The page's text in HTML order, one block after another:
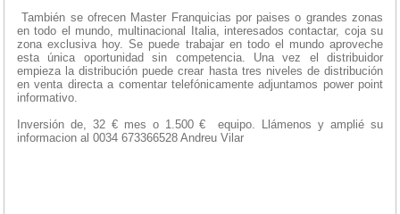
También se ofrecen Master Franquicias por paises o grandes zonas
en todo el mundo, multinacional Italia, interesados contactar, coja su
zona exclusiva hoy. Se puede trabajar en todo el mundo aproveche
esta única oportunidad sin competencia. Una vez el distribuidor
empieza la distribución puede crear hasta tres niveles de distribución
en venta directa a comentar telefónicamente adjuntamos power point
informativo.
Inversión de, 32 € mes o 1.500 € equipo. Llámenos y amplié su
informacion al 0034 673366528 Andreu Vilar